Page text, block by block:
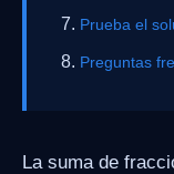
Prueba el
Preguntas
La suma de